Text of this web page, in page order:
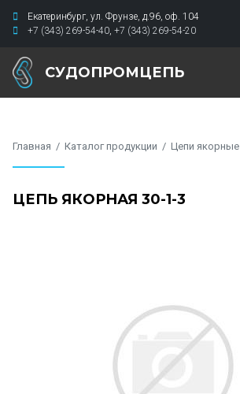
Екатеринбург, ул. Фрунзе, д.96, оф. 104
+7 (343) 269-54-40, +7 (343) 269-54-20
СУДОПРОМЦЕПЬ
Главная Каталог продукции Цепи якорные
ЦЕПЬ ЯКОРНАЯ 30-1-3